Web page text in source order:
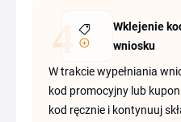
Wklejenie
wniosku
W trakcie wypełniania
kod promocyjny lub
kod ręcznie i kontynuuj